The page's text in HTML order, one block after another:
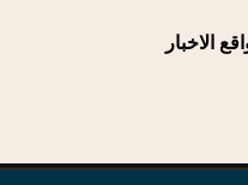
الاخبار